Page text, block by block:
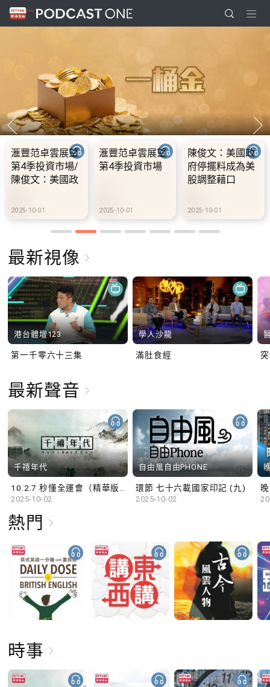
滙豐范卓雲展望
第4季投資市場/
陳俊文：美國政
股調整藉口
2025-10-01
滙豐范卓雲展望
第4季投資市場
2025-10-01
陳俊文：美國政
府停擺料成為美
股調整藉口
2025-10-01
最新視像
港台體壇123
第一千零六十三集
學人沙龍
滿肚食經
最新聲音
千禧年代
2025-10-02
自由風自由PHONE
環節 七十六載國家印記 (九)
2025-10-02
熱門
時事